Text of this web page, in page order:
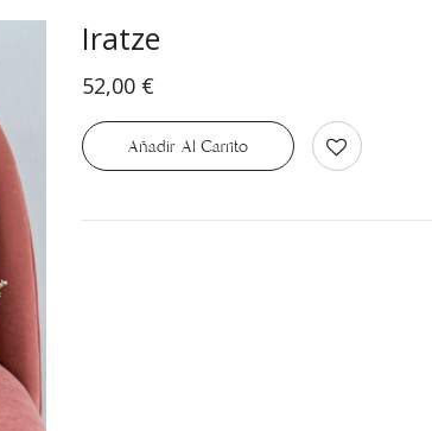
Iratze
52,00 €
Añadir Al Carrito